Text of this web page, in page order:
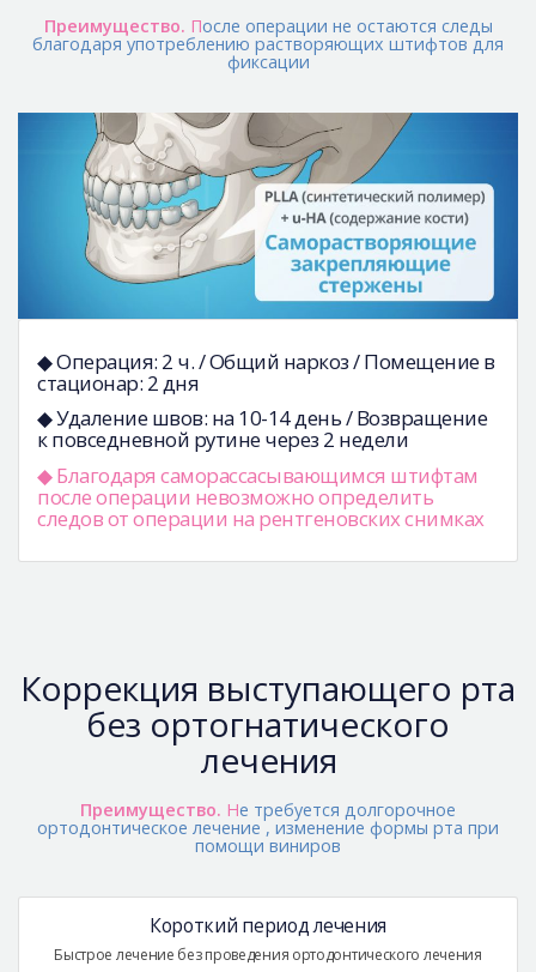
Преимущество. После операции не остаются следы
благодаря употреблению растворяющих штифтов для
фиксации
◆ Операция: 2 ч. / Общий наркоз / Помещение в
стационар: 2 дня
◆ Удаление швов: на 10-14 день / Возвращение
к повседневной рутине через 2 недели
◆ Благодаря саморассасывающимся штифтам
после операции невозможно определить
следов от операции на рентгеновских снимках
Коррекция выступающего рта
без ортогнатического
лечения
Преимущество. Не требуется долгорочное
ортодонтическое лечение , изменение формы рта при
помощи виниров
Короткий период лечения
Быстрое лечение без проведения ортодонтического лечения